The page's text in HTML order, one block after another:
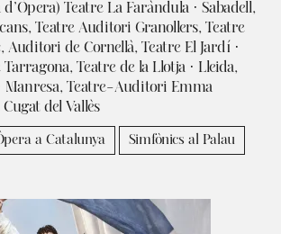
d’Òpera) Teatre La Faràndula · Sabadell,
Teatre Auditori Granollers, Teatre
Auditori de Cornellà, Teatre El Jardí ·
Tarragona, Teatre de la Llotja · Lleida,
Manresa, Teatre-Auditori Emma
del Vallès
a Catalunya Simfònics al Palau